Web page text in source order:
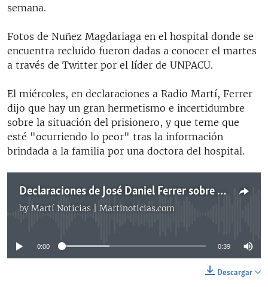
semana.
Fotos de Nuñez Magdariaga en el hospital donde se
encuentra recluido fueron dadas a conocer el martes
a través de Twitter por el líder de UNPACU.
El miércoles, en declaraciones a Radio Martí, Ferrer
dijo que hay un gran hermetismo e incertidumbre
sobre la situación del prisionero, y que teme que
esté "ocurriendo lo peor" tras la información
brindada a la familia por una doctora del hospital.
Declaraciones de José Daniel Ferrer sobre Núñez Magdariaga
by Martí Noticias | Martinoticias.com
No media source currently available
0:00 0:39
Descargar